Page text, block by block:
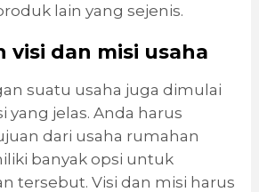
lain yang sejenis.
visi dan misi usaha
suatu usaha juga dimulai
yang jelas. Anda harus
dari usaha rumahan
banyak opsi untuk
tersebut. Visi dan misi harus